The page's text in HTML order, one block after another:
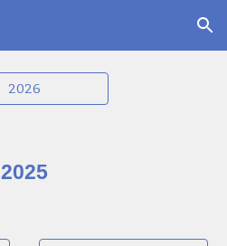
Skip to navigation
2026
2025